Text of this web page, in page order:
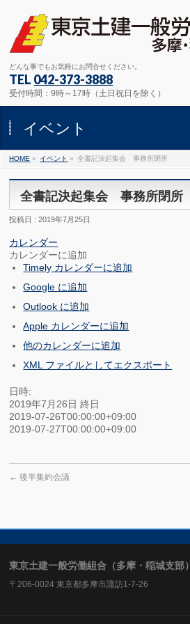
どんな事でもお気軽にお問合せください。
TEL 042-373-3888
受付時間：9時～17時（土日祝日を除く）
イベント
HOME » イベント » 全書記決起集会 事務所閉所
全書記決起集会 事務所閉所
投稿日 : 2019年7月25日
カレンダー
カレンダーに追加
Timely カレンダーに追加
Google に追加
Outlook に追加
Apple カレンダーに追加
他のカレンダーに追加
XML ファイルとしてエクスポート
日時:
2019年7月26日終日
2019-07-26T00:00:00+09:00
2019-07-27T00:00:00+09:00
← 後半集約会議
東京土建一般労働組合（多摩・稲城支部）
〒206-0024 東京都多摩市諏訪1-7-26